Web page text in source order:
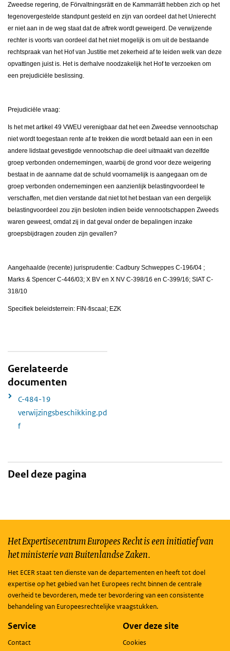
Zweedse regering, de Förvaltningsrätt en de Kammarrätt hebben zich op het
tegenovergestelde standpunt gesteld en zijn van oordeel dat het Unierecht
er niet aan in de weg staat dat de aftrek wordt geweigerd. De verwijzende
rechter is voorts van oordeel dat het niet mogelijk is om uit de bestaande
rechtspraak van het Hof van Justitie met zekerheid af te leiden welk van deze
opvattingen juist is. Het is derhalve noodzakelijk het Hof te verzoeken om
een prejudiciële beslissing.
Prejudiciële vraag:
Is het met artikel 49 VWEU verenigbaar dat het een Zweedse vennootschap
niet wordt toegestaan rente af te trekken die wordt betaald aan een in een
andere lidstaat gevestigde vennootschap die deel uitmaakt van dezelfde
groep verbonden ondernemingen, waarbij de grond voor deze weigering
bestaat in de aanname dat de schuld voornamelijk is aangegaan om de
groep verbonden ondernemingen een aanzienlijk belastingvoordeel te
verschaffen, met dien verstande dat niet tot het bestaan van een dergelijk
belastingvoordeel zou zijn besloten indien beide vennootschappen Zweeds
waren geweest, omdat zij in dat geval onder de bepalingen inzake
groepsbijdragen zouden zijn gevallen?
Aangehaalde (recente) jurisprudentie: Cadbury Schweppes C-196/04 ;
Marks & Spencer C-446/03; X BV en X NV C-398/16 en C-399/16; SIAT C-
318/10
Specifiek beleidsterrein: FIN-fiscaal; EZK
Gerelateerde
documenten
C-484-19
verwijzingsbeschikking.pd
f
Deel deze pagina
Het Expertisecentrum Europees Recht is een initiatief van
het ministerie van Buitenlandse Zaken.
Het ECER staat ten dienste van de departementen en heeft tot doel
expertise op het gebied van het Europees recht binnen de centrale
overheid te bevorderen, mede ter bevordering van een consistente
behandeling van Europeesrechtelijke vraagstukken.
Service
Contact
Over deze site
Cookies